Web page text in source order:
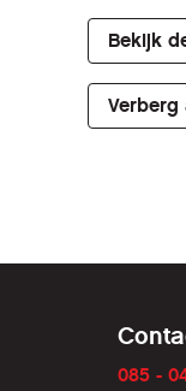
Bekijk
Verberg
085 -